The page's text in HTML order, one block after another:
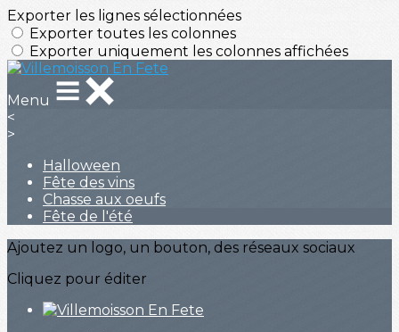
Exporter les lignes sélectionnées
Exporter toutes les colonnes
Exporter uniquement les colonnes affichées
Menu
<
>
Halloween
Fête des vins
Chasse aux oeufs
Fête de l'été
Ajoutez un logo, un bouton, des réseaux sociaux
Cliquez pour éditer